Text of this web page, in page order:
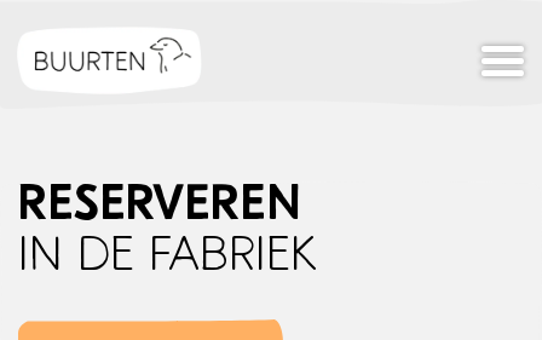
Reserveren
In de Fabriek